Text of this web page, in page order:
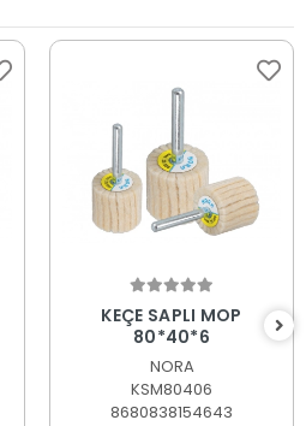
KEÇE SAPLI MOP
80*40*6
NORA
KSM80406
8680838154643